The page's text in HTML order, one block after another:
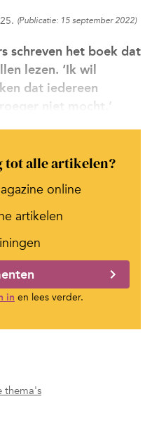
(Publicatie: 15 september 2022)
schreven het boek dat
lezen. ‘Ik wil
dat iedereen
niet mocht.’
tot alle artikelen?
online
artikelen
in en lees verder.
thema's